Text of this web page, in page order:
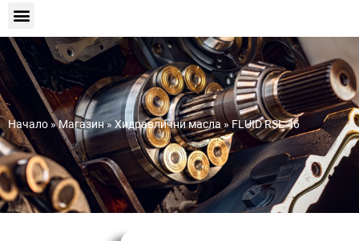
Начало »Магазин»Хидравлични масла»FLUID RSL 46